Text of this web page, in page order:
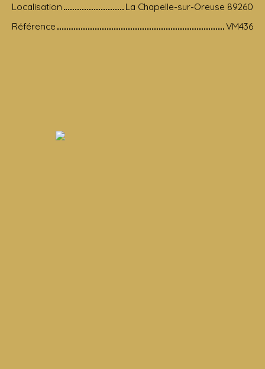
Localisation
La Chapelle-sur-Oreuse 89260
Référence
VM436